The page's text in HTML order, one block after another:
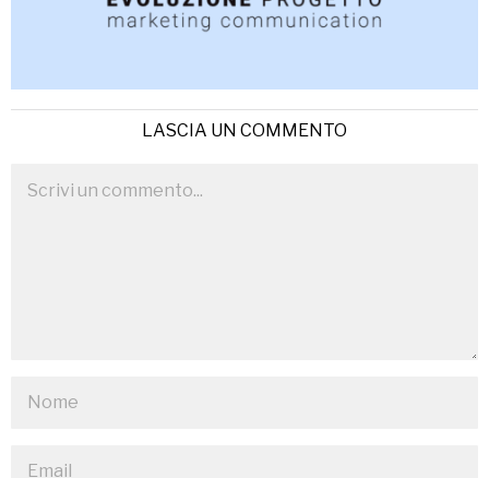
LASCIA UN COMMENTO